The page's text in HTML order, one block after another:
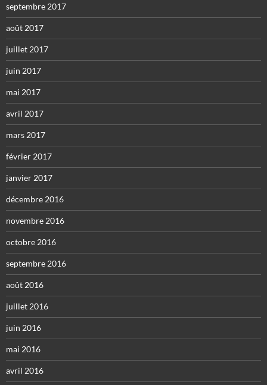
septembre 2017
août 2017
juillet 2017
juin 2017
mai 2017
avril 2017
mars 2017
février 2017
janvier 2017
décembre 2016
novembre 2016
octobre 2016
septembre 2016
août 2016
juillet 2016
juin 2016
mai 2016
avril 2016